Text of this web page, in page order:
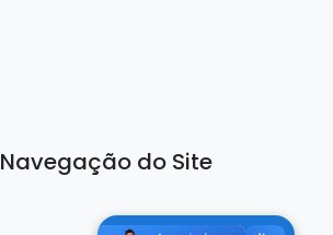
Navegação do Site